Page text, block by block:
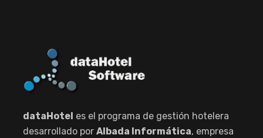
dataHotel es el programa de gestión hotelera
desarrollado por Albada Informática, empresa